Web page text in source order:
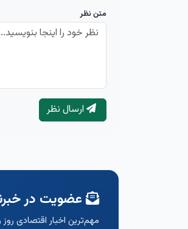
متن نظر
ارسال نظر
عضویت در
مهم‌ترین اخبار اقتصادی